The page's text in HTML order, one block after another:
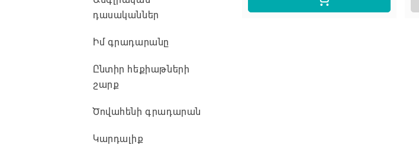
դասականներ
Իմ գրադարանը
Ընտիր հեքիաթների
շարք
Ծովահենի գրադարան
Կարդալիք